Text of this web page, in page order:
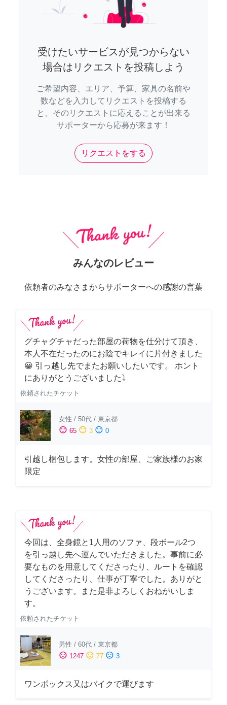
受けたいサービスが見つからない
場合はリクエストを投稿しよう
ご希望内容、エリア、予算、家具の名前や
数などを入力してリクエストを投稿する
と、そのリクエストに応えることが出来る
サポーターから応募が来ます！
リクエストをする
みんなのレビュー
依頼者のみなさまからサポーターへの感謝の言葉
グチャグチャだった部屋の荷物を仕分けて頂き、
本人不在だったのにお陰でキレイに片付きました
😀 引っ越し先でまたお願いしたいです。 ホント
にありがとうございました⤵
依頼されたチケット
女性 / 50代 / 東京都
sentiment_satisfied 65 sentiment_neutral 3 sentiment_dissatisfied 0
引越し梱包します。女性の部屋、ご家族様のお家
限定
今回は、全身鏡と1人用のソファ、段ボール2つ
を引っ越し先へ運んでいただきました。事前に必
要なものを用意してくださったり、ルートを確認
してくださったり、仕事が丁寧でした。ありがと
うございます。また是非よろしくおねがいしま
す。
依頼されたチケット
男性 / 60代 / 東京都
sentiment_satisfied 1247 sentiment_neutral 77 sentiment_dissatisfied 3
ワンボックス又はバイクで運びます